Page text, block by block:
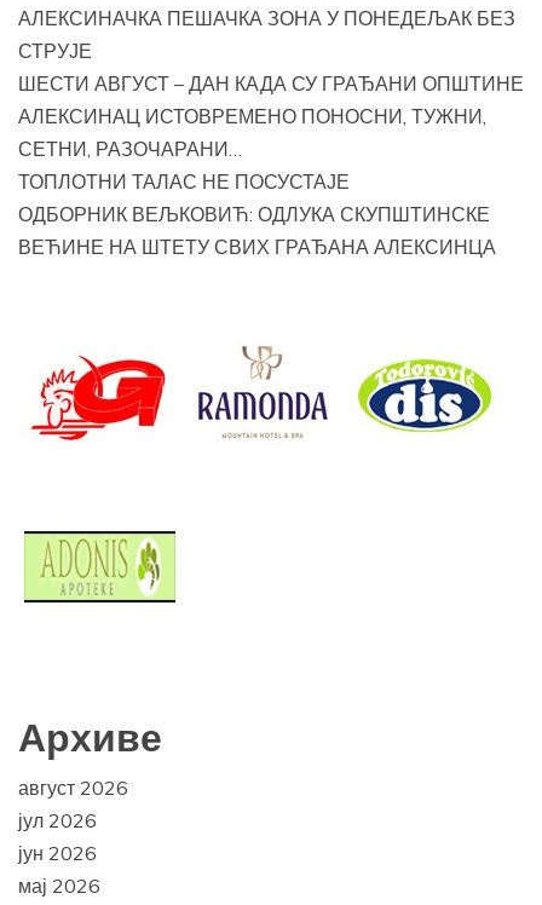
АЛЕКСИНАЧКА ПЕШАЧКА ЗОНА У ПОНЕДЕЉАК БЕЗ
СТРУЈЕ
ШЕСТИ АВГУСТ – ДАН КАДА СУ ГРАЂАНИ ОПШТИНЕ
АЛЕКСИНАЦ ИСТОВРЕМЕНО ПОНОСНИ, ТУЖНИ,
СЕТНИ, РАЗОЧАРАНИ…
ТОПЛОТНИ ТАЛАС НЕ ПОСУСТАЈЕ
ОДБОРНИК ВЕЉКОВИЋ: ОДЛУКА СКУПШТИНСКЕ
ВЕЋИНЕ НА ШТЕТУ СВИХ ГРАЂАНА АЛЕКСИНЦА
Архиве
август 2026
јул 2026
јун 2026
мај 2026